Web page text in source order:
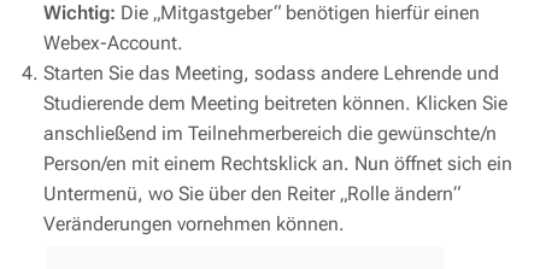
Wichtig: Die „Mitgastgeber“ benötigen hierfür einen
Webex-Account.
Starten Sie das Meeting, sodass andere Lehrende und
Studierende dem Meeting beitreten können. Klicken Sie
anschließend im Teilnehmerbereich die gewünschte/n
Person/en mit einem Rechtsklick an. Nun öffnet sich ein
Untermenü, wo Sie über den Reiter „Rolle ändern“
Veränderungen vornehmen können.